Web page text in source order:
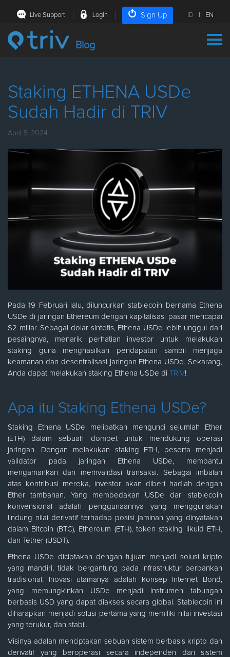
Live Support Login Sign Up ID EN
Blog
Staking ETHENA USDe
Sudah Hadir di TRIV
April 9, 2024
Pada 19 Februari lalu, diluncurkan stablecoin bernama Ethena
USDe di jaringan Ethereum dengan kapitalisasi pasar mencapai
$2 miliar. Sebagai dolar sintetis, Ethena USDe lebih unggul dari
pesaingnya, menarik perhatian investor untuk melakukan
staking guna menghasilkan pendapatan sambil menjaga
keamanan dan desentralisasi jaringan Ethena USDe. Sekarang,
Anda dapat melakukan staking Ethena USDe di TRIV!
Apa itu Staking Ethena USDe?
Staking Ethena USDe melibatkan mengunci sejumlah Ether
(ETH) dalam sebuah dompet untuk mendukung operasi
jaringan. Dengan melakukan staking ETH, peserta menjadi
validator pada jaringan Ethena USDe, membantu
mengamankan dan memvalidasi transaksi. Sebagai imbalan
atas kontribusi mereka, investor akan diberi hadiah dengan
Ether tambahan. Yang membedakan USDe dari stablecoin
konvensional adalah penggunaannya yang menggunakan
lindung nilai derivatif terhadap posisi jaminan yang dinyatakan
dalam Bitcoin (BTC), Ethereum (ETH), token staking likuid ETH,
dan Tether (USDT).
Ethena USDe diciptakan dengan tujuan menjadi solusi kripto
yang mandiri, tidak bergantung pada infrastruktur perbankan
tradisional. Inovasi utamanya adalah konsep Internet Bond,
yang memungkinkan USDe menjadi instrumen tabungan
berbasis USD yang dapat diakses secara global. Stablecoin ini
diharapkan menjadi solusi pertama yang memiliki nilai investasi
yang terukur, dan stabil.
Visinya adalah menciptakan sebuah sistem berbasis kripto dan
derivatif yang beroperasi secara independen dari sistem